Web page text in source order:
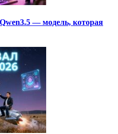
— модель, которая